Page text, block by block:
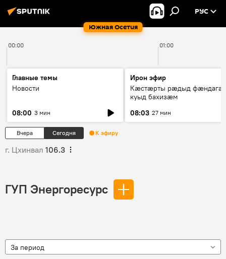
Южная Осетия
РУС
00:00 01:00
Главные темы
Новости
08:00 3 мин
Ирон эфир
Кæстæрты рæдыд
куыд бахизæм
08:03 27 мин
Вчера Сегодня К эфиру
г. Цхинвал 106.3
ГУП Энергоресурс
За период